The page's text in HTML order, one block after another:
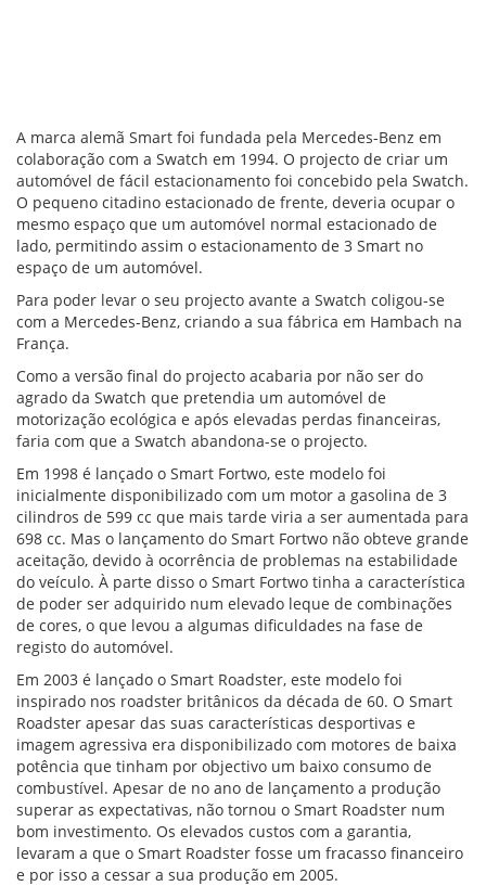
A marca alemã Smart foi fundada pela Mercedes-Benz em
colaboração com a Swatch em 1994. O projecto de criar um
automóvel de fácil estacionamento foi concebido pela Swatch.
O pequeno citadino estacionado de frente, deveria ocupar o
mesmo espaço que um automóvel normal estacionado de
lado, permitindo assim o estacionamento de 3 Smart no
espaço de um automóvel.
Para poder levar o seu projecto avante a Swatch coligou-se
com a Mercedes-Benz, criando a sua fábrica em Hambach na
França.
Como a versão final do projecto acabaria por não ser do
agrado da Swatch que pretendia um automóvel de
motorização ecológica e após elevadas perdas financeiras,
faria com que a Swatch abandona-se o projecto.
Em 1998 é lançado o Smart Fortwo, este modelo foi
inicialmente disponibilizado com um motor a gasolina de 3
cilindros de 599 cc que mais tarde viria a ser aumentada para
698 cc. Mas o lançamento do Smart Fortwo não obteve grande
aceitação, devido à ocorrência de problemas na estabilidade
do veículo. À parte disso o Smart Fortwo tinha a característica
de poder ser adquirido num elevado leque de combinações
de cores, o que levou a algumas dificuldades na fase de
registo do automóvel.
Em 2003 é lançado o Smart Roadster, este modelo foi
inspirado nos roadster britânicos da década de 60. O Smart
Roadster apesar das suas características desportivas e
imagem agressiva era disponibilizado com motores de baixa
potência que tinham por objectivo um baixo consumo de
combustível. Apesar de no ano de lançamento a produção
superar as expectativas, não tornou o Smart Roadster num
bom investimento. Os elevados custos com a garantia,
levaram a que o Smart Roadster fosse um fracasso financeiro
e por isso a cessar a sua produção em 2005.